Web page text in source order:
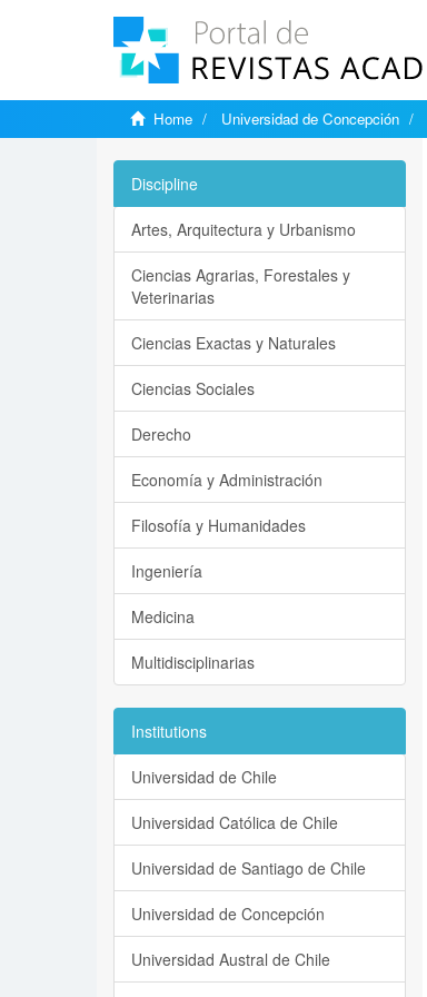
Home Universidad de Concepción
Discipline
Artes, Arquitectura y Urbanismo
Ciencias Agrarias, Forestales y
Veterinarias
Ciencias Exactas y Naturales
Ciencias Sociales
Derecho
Economía y Administración
Filosofía y Humanidades
Ingeniería
Medicina
Multidisciplinarias
Institutions
Universidad de Chile
Universidad Católica de Chile
Universidad de Santiago de Chile
Universidad de Concepción
Universidad Austral de Chile